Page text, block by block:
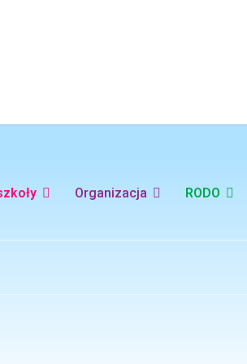
Organizacja RODO